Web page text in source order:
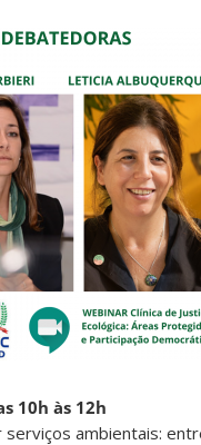
10h às 12h
ambientais: